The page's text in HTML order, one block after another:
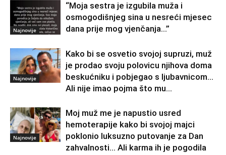
Najnovije
“Moja sestra je izgubila muža i
osmogodišnjeg sina u nesreći mjesec
dana prije mog vjenčanja…”
Najnovije
Kako bi se osvetio svojoj supruzi, muž
je prodao svoju polovicu njihova doma
beskućniku i pobjegao s ljubavnicom…
Ali nije imao pojma što mu...
Najnovije
Moj muž me je napustio usred
hemoterapije kako bi svojoj majci
poklonio luksuzno putovanje za Dan
zahvalnosti… Ali karma ih je pogodila